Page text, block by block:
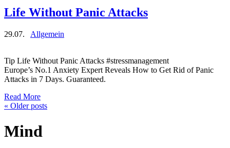
Life Without Panic Attacks
29.07. Allgemein
Tip Life Without Panic Attacks #stressmanagement
Europe’s No.1 Anxiety Expert Reveals How to Get Rid of Panic
Attacks in 7 Days. Guaranteed.
Read More
« Older posts
Mind